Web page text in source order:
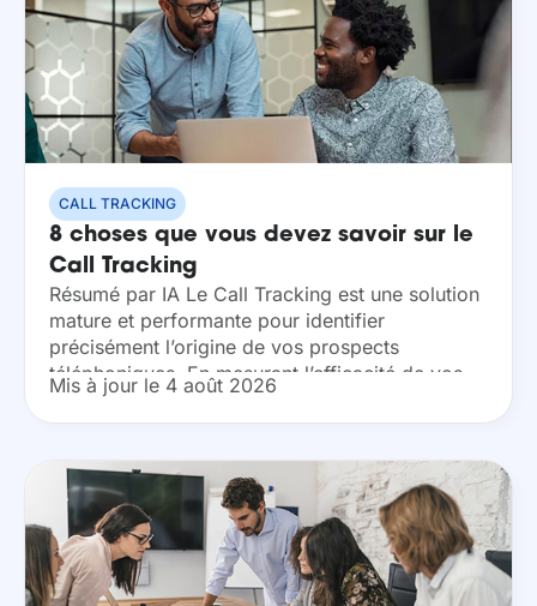
CALL TRACKING
8 choses que vous devez savoir sur le
Call Tracking
Résumé par IA Le Call Tracking est une solution
mature et performante pour identifier
précisément l’origine de vos prospects
téléphoniques. En mesurant l’efficacité de vos
campagnes marketing, vous optimisez vos
investissements sans perturber votre
Mis à jour le 4 août 2026